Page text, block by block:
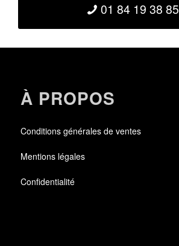
01 84 19 38 85
À PROPOS
Conditions générales de ventes
Mentions légales
Confidentialité